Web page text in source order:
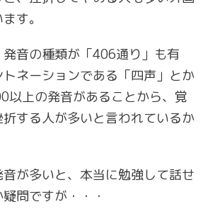
す。
音の種類が「406通り」も有
ネーションである「四声」とか
以上の発音があることから、覚
する人が多いと言われているか
が多いと、本当に勉強して話せ
問ですが・・・